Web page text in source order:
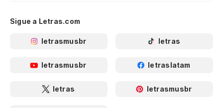
Sigue a Letras.com
letrasmusbr letras
letrasmusbr letraslatam
letras letrasmusbr